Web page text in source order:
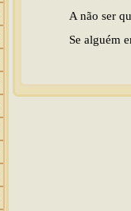
A não ser
Se alguém